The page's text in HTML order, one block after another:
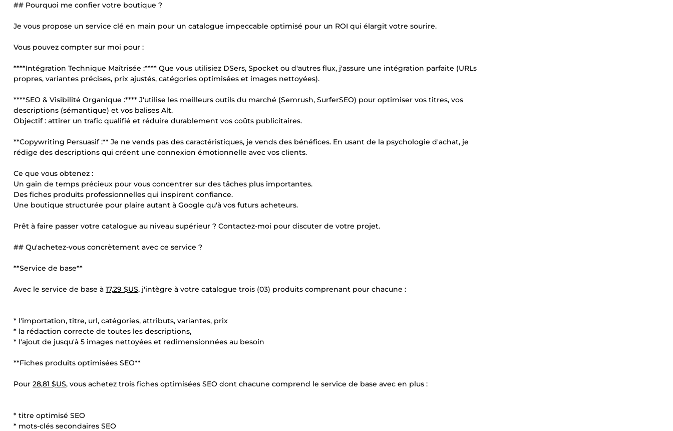
## Pourquoi me confier votre boutique ?
Je vous propose un service clé en main pour un catalogue impeccable optimisé pour un ROI qui élargit votre sourire.
Vous pouvez compter sur moi pour :
****Intégration Technique Maîtrisée :**** Que vous utilisiez DSers, Spocket ou d'autres flux, j'assure une intégration parfaite (URLs
propres, variantes précises, prix ajustés, catégories optimisées et images nettoyées).
****SEO & Visibilité Organique :**** J'utilise les meilleurs outils du marché (Semrush, SurferSEO) pour optimiser vos titres, vos
descriptions (sémantique) et vos balises Alt.
Objectif : attirer un trafic qualifié et réduire durablement vos coûts publicitaires.
**Copywriting Persuasif :** Je ne vends pas des caractéristiques, je vends des bénéfices. En usant de la psychologie d'achat, je
rédige des descriptions qui créent une connexion émotionnelle avec vos clients.
Ce que vous obtenez :
Un gain de temps précieux pour vous concentrer sur des tâches plus importantes.
Des fiches produits professionnelles qui inspirent confiance.
Une boutique structurée pour plaire autant à Google qu'à vos futurs acheteurs.
Prêt à faire passer votre catalogue au niveau supérieur ? Contactez-moi pour discuter de votre projet.
## Qu'achetez-vous concrètement avec ce service ?
**Service de base**
Avec le service de base à 17,29 $US, j'intègre à votre catalogue trois (03) produits comprenant pour chacune :
* l'importation, titre, url, catégories, attributs, variantes, prix
* la rédaction correcte de toutes les descriptions,
* l'ajout de jusqu'à 5 images nettoyées et redimensionnées au besoin
**Fiches produits optimisées SEO**
Pour 28,81 $US, vous achetez trois fiches optimisées SEO dont chacune comprend le service de base avec en plus :
* titre optimisé SEO
* mots-clés secondaires SEO